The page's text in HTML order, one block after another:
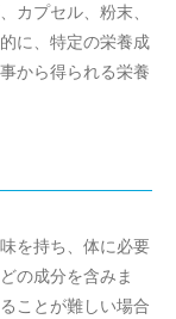
カプセル、粉末、
に、特定の栄養成
から得られる栄養
を持ち、体に必要
の成分を含みま
ことが難しい場合